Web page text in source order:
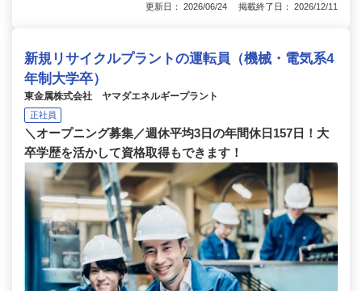
更新日： 2026/06/24 掲載終了日： 2026/12/11
新規リサイクルプラントの運転員（機械・電気系4
年制大学卒）
東金属株式会社 ヤマダエネルギープラント
正社員
＼オープニング募集／週休平均3日の年間休日157日！大
卒学歴を活かして資格取得もできます！